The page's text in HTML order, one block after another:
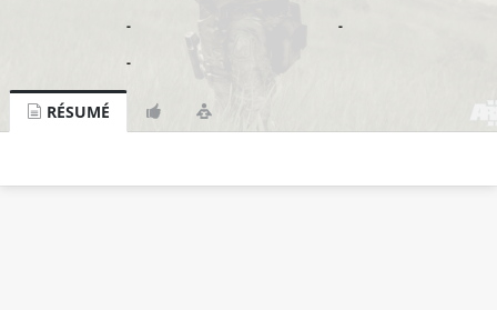
-
-
-
RÉSUMÉ